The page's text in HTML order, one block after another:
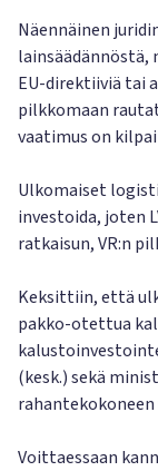
Näennäinen
lainsäädännöstä,
EU-direktiiviä tai
pilkkomaan
vaatimus on
Ulkomaiset
investoida, joten
ratkaisun, VR:n
Keksittiin, että
pakko-otettua
(kesk.) sekä
Voittaessaan